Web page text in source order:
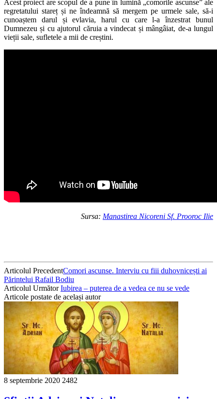
Acest proiect are scopul de a pune în lumină „comorile ascunse” ale
regretatului stareț și ne îndeamnă să mergem pe urmele sale, să-i
cunoaștem darul și evlavia, harul cu care l-a înzestrat bunul
Dumnezeu și cu ajutorul căruia a vindecat și mângâiat, de-a lungul
vieții sale, sufletele a mii de creștini.
Sursa: Manastirea Nicoreni Sf. Prooroc Ilie
Articolul PrecedentComori ascunse. Interviu cu fiii duhovnicești ai
Părintelui Rafail Bodiu
Articolul UrmătorIubirea – puterea de a vedea ce nu se vede
Articole postate de același autor
8 septembrie 2020 2482